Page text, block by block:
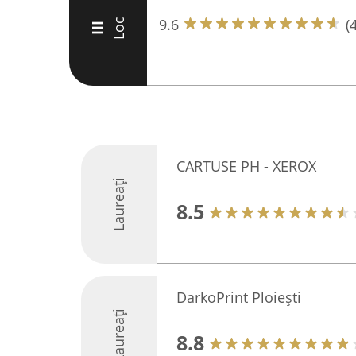
III Loc
9.6
Laureați
CARTUSE PH - XEROX
8.5
Laureați
DarkoPrint Ploiești
8.8